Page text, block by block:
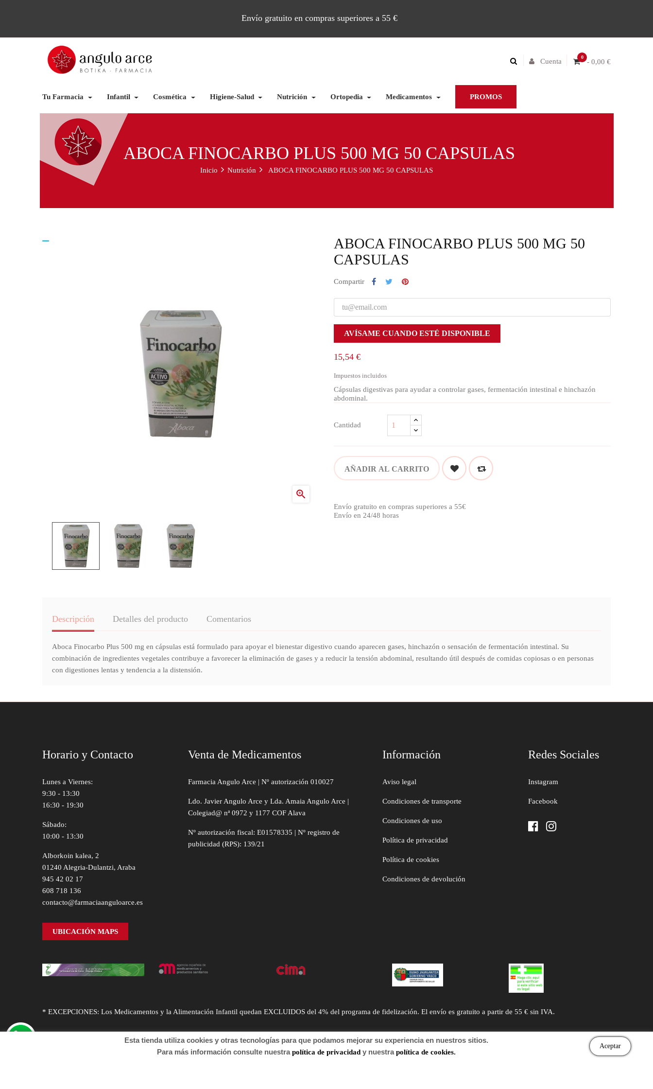
Envío gratuito en compras superiores a 55 €
0
- 0,00 €
Cuenta
Tu Farmacia Infantil Cosmética Higiene-Salud Nutrición Ortopedia Medicamentos PROMOS
ABOCA FINOCARBO PLUS 500 MG 50 CAPSULAS
Inicio Nutrición ABOCA FINOCARBO PLUS 500 MG 50 CAPSULAS

ABOCA FINOCARBO PLUS 500 MG 50
CAPSULAS
Compartir
AVÍSAME CUANDO ESTÉ DISPONIBLE
15,54 €
Impuestos incluidos
Cápsulas digestivas para ayudar a controlar gases, fermentación intestinal e hinchazón
abdominal.
Cantidad
AÑADIR AL CARRITO
Envío gratuito en compras superiores a 55€
Envío en 24/48 horas
Descripción Detalles del producto Comentarios
Aboca Finocarbo Plus 500 mg en cápsulas está formulado para apoyar el bienestar digestivo cuando aparecen gases, hinchazón o sensación de fermentación intestinal. Su
combinación de ingredientes vegetales contribuye a favorecer la eliminación de gases y a reducir la tensión abdominal, resultando útil después de comidas copiosas o en personas
con digestiones lentas y tendencia a la distensión.
Horario y Contacto
Lunes a Viernes:
9:30 - 13:30
16:30 - 19:30
Sábado:
10:00 - 13:30
Alborkoin kalea, 2
01240 Alegria-Dulantzi, Araba
945 42 02 17
608 718 136
contacto@farmaciaanguloarce.es
UBICACIÓN MAPS
Venta de Medicamentos
Farmacia Angulo Arce | Nº autorización 010027
Ldo. Javier Angulo Arce y Lda. Amaia Angulo Arce |
Colegiad@ nª 0972 y 1177 COF Alava
Nº autorización fiscal: E01578335 | Nº registro de
publicidad (RPS): 139/21
Información
Aviso legal
Condiciones de transporte
Condiciones de uso
Política de privacidad
Política de cookies
Condiciones de devolución
Redes Sociales
Instagram
Facebook
* EXCEPCIONES: Los Medicamentos y la Alimentación Infantil quedan EXCLUIDOS del 4% del programa de fidelización. El envío es gratuito a partir de 55 € sin IVA.
Esta tienda utiliza cookies y otras tecnologías para que podamos mejorar su experiencia en nuestros sitios.
Para más información consulte nuestrapolítica de privacidad y nuestrapolítica de cookies.
Aceptar